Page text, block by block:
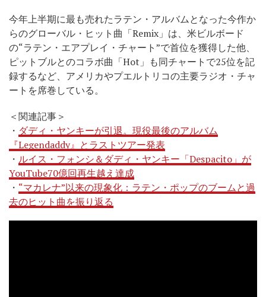
今年上半期に最も売れたラテン・アルバムとなった今作か
らのグローバル・ヒット曲「Remix」は、米ビルボード
の“ラテン・エアプレイ・チャート”で首位を獲得した他、
ピットブルとのコラボ曲「Hot」も同チャートで25位を記
録するなど、アメリカやプエルトリコの主要ラジオ・チャ
ートを席巻している。
＜関連記事＞
・ ダディ・ヤンキーが引退。現役最後のアルバム
『Legendaddy』とラストツアー発表
・ ルイス・フォンシ＆ダディ・ヤンキー「Despacito」が
YouTube70億回再生越え達成
・ “マカレナ”以来の現象化：ラテン・ポップのブームと過
去のヒット曲を振り返る